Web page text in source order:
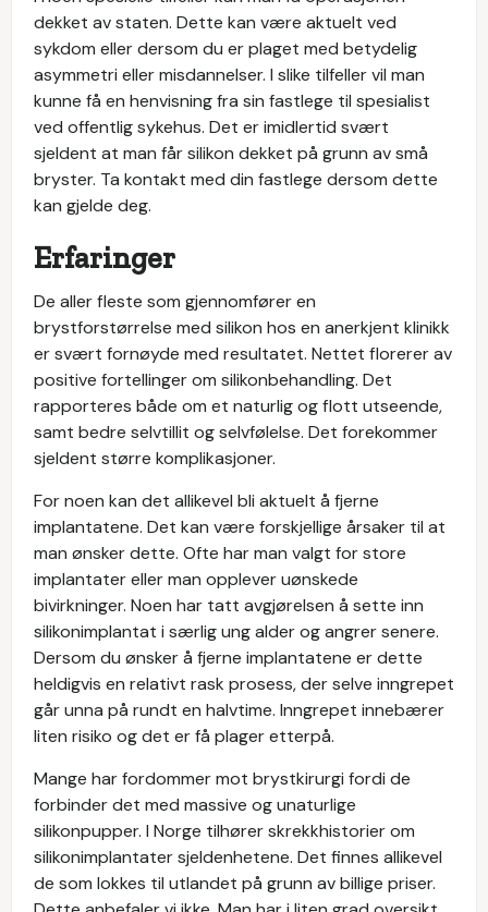
dekket av staten. Dette kan være aktuelt ved
sykdom eller dersom du er plaget med betydelig
asymmetri eller misdannelser. I slike tilfeller vil man
kunne få en henvisning fra sin fastlege til spesialist
ved offentlig sykehus. Det er imidlertid svært
sjeldent at man får silikon dekket på grunn av små
bryster. Ta kontakt med din fastlege dersom dette
kan gjelde deg.
Erfaringer
De aller fleste som gjennomfører en
brystforstørrelse med silikon hos en anerkjent klinikk
er svært fornøyde med resultatet. Nettet florerer av
positive fortellinger om silikonbehandling. Det
rapporteres både om et naturlig og flott utseende,
samt bedre selvtillit og selvfølelse. Det forekommer
sjeldent større komplikasjoner.
For noen kan det allikevel bli aktuelt å fjerne
implantatene. Det kan være forskjellige årsaker til at
man ønsker dette. Ofte har man valgt for store
implantater eller man opplever uønskede
bivirkninger. Noen har tatt avgjørelsen å sette inn
silikonimplantat i særlig ung alder og angrer senere.
Dersom du ønsker å fjerne implantatene er dette
heldigvis en relativt rask prosess, der selve inngrepet
går unna på rundt en halvtime. Inngrepet innebærer
liten risiko og det er få plager etterpå.
Mange har fordommer mot brystkirurgi fordi de
forbinder det med massive og unaturlige
silikonpupper. I Norge tilhører skrekkhistorier om
silikonimplantater sjeldenhetene. Det finnes allikevel
de som lokkes til utlandet på grunn av billige priser.